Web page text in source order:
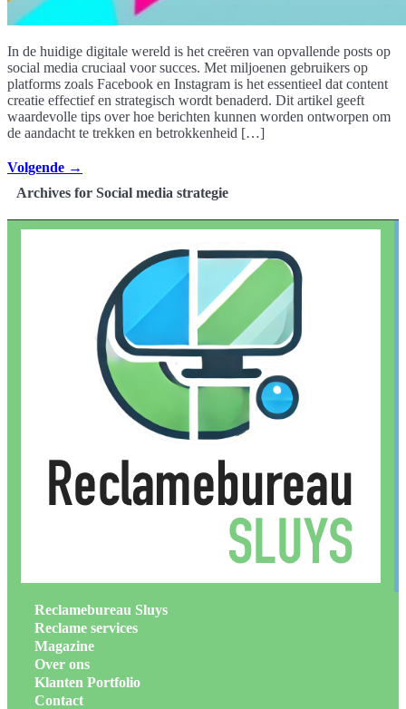
In de huidige digitale wereld is het creëren van opvallende posts op
social media cruciaal voor succes. Met miljoenen gebruikers op
platforms zoals Facebook en Instagram is het essentieel dat content
creatie effectief en strategisch wordt benaderd. Dit artikel geeft
waardevolle tips over hoe berichten kunnen worden ontworpen om
de aandacht te trekken en betrokkenheid […]
Volgende →
Archives for Social media strategie
Reclamebureau Sluys
Reclame services
Magazine
Over ons
Klanten Portfolio
Contact